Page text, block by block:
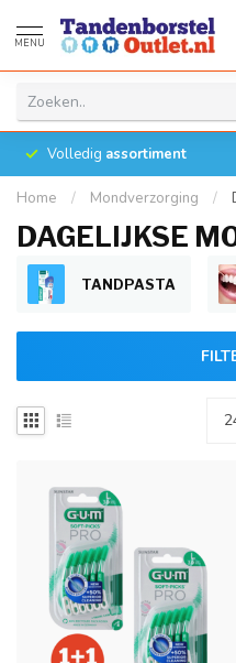
MENU
Volledig assortiment
Home / Mondverzorging /
DAGELIJKSE
TANDPASTA